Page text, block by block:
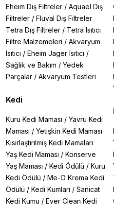
Eheim Dış Filtreler / Aquael Dış
Filtreler / Fluval Dış Filtreler
Tetra Dış Filtreler / Tetra Isıtıcı
Filtre Malzemeleri / Akvaryum
Isıtıcı / Eheim Jager Isıtıcı /
Sağlık ve Bakım / Yedek
Parçalar / Akvaryum Testleri
Kedi
Kuru Kedi Maması / Yavru Kedi
Maması / Yetişkin Kedi Maması
Kısırlaştırılmış Kedi Mamaları
Yaş Kedi Maması / Konserve
Yaş Maması / Kedi Ödülü / Kuru
Kedi Ödülü / Me-O Krema Kedi
Ödülü / Kedi Kumları / Sanicat
Kedi Kumu / Ever Clean Kedi